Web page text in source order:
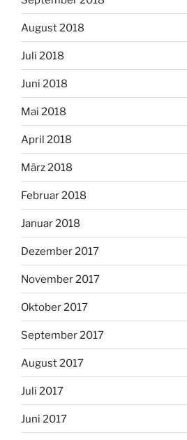
August 2018
Juli 2018
Juni 2018
Mai 2018
April 2018
März 2018
Februar 2018
Januar 2018
Dezember 2017
November 2017
Oktober 2017
September 2017
August 2017
Juli 2017
Juni 2017